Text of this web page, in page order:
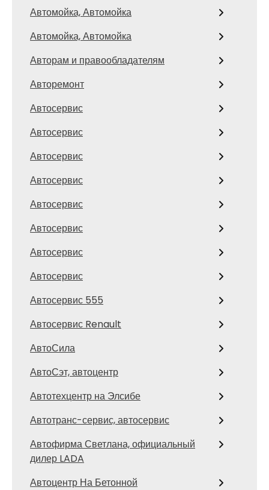
Автомойка, Автомойка
Автомойка, Автомойка
Авторам и правообладателям
Авторемонт
Автосервис
Автосервис
Автосервис
Автосервис
Автосервис
Автосервис
Автосервис
Автосервис
Автосервис 555
Автосервис Renault
АвтоСила
АвтоСэт, автоцентр
Автотехцентр на Элсибе
Автотранс-сервис, автосервис
Автофирма Светлана, официальный
дилер LADA
Автоцентр На Бетонной